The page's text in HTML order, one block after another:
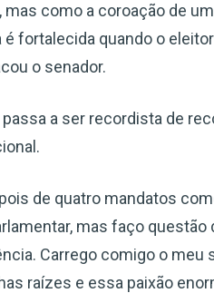
como a coroação de
fortalecida quando o
o senador.
a ser recordista de
de quatro mandatos
mas faço
Carrego comigo o meu
raízes e essa paixão